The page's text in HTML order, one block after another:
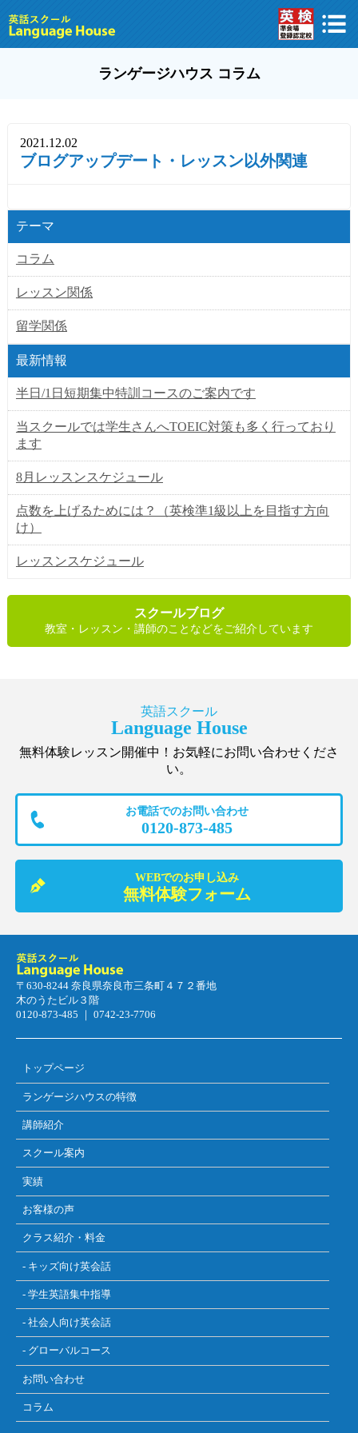
ランゲージハウス コラム
2021.12.02
ブログアップデート・レッスン以外関連
テーマ
コラム
レッスン関係
留学関係
最新情報
半日/1日短期集中特訓コースのご案内です
当スクールでは学生さんへTOEIC対策も多く行っており
ます
8月レッスンスケジュール
点数を上げるためには？（英検準1級以上を目指す方向
け）
レッスンスケジュール
スクールブログ
教室・レッスン・講師のことなどをご紹介しています
英語スクール
Language House
無料体験レッスン開催中！お気軽にお問い合わせくださ
い。
お電話でのお問い合わせ
0120-873-485
WEBでのお申し込み
無料体験フォーム
〒630-8244 奈良県奈良市三条町４７２番地
木のうたビル３階
0120-873-485 ｜ 0742-23-7706
トップページ
ランゲージハウスの特徴
講師紹介
スクール案内
実績
お客様の声
クラス紹介・料金
- キッズ向け英会話
- 学生英語集中指導
- 社会人向け英会話
- グローバルコース
お問い合わせ
コラム